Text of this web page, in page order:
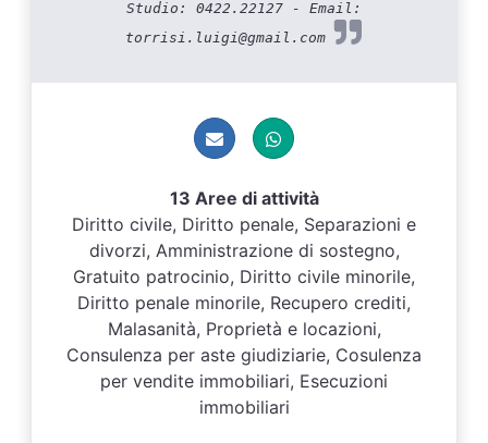
Studio: 0422.22127 - Email:
torrisi.luigi@gmail.com
13 Aree di attività
Diritto civile, Diritto penale, Separazioni e
divorzi, Amministrazione di sostegno,
Gratuito patrocinio, Diritto civile minorile,
Diritto penale minorile, Recupero crediti,
Malasanità, Proprietà e locazioni,
Consulenza per aste giudiziarie, Cosulenza
per vendite immobiliari, Esecuzioni
immobiliari